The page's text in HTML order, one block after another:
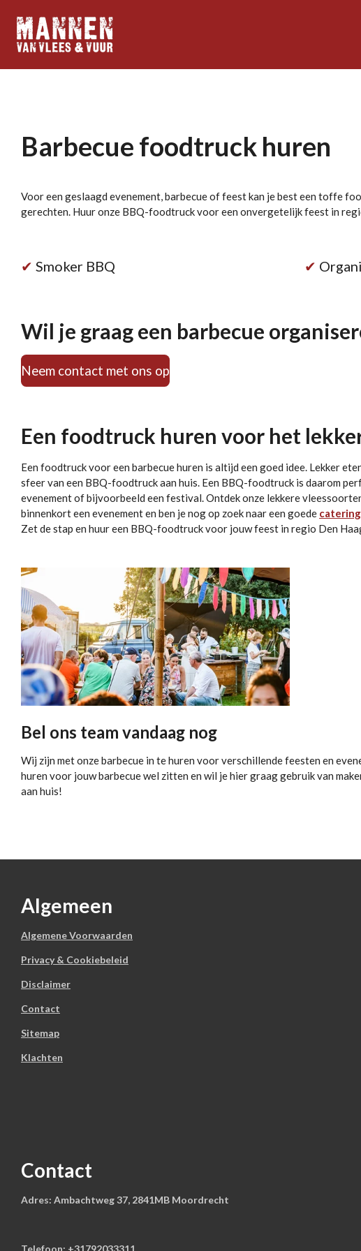
direct
naar
Barbecue foodtruck huren
Voor een geslaagd evenement, barbecue of feest kan je best een toffe
gerechten. Huur onze BBQ-foodtruck voor een onvergetelijk feest in
✔ Smoker BBQ ✔
Wil je graag een barbecue
Neem contact met ons op
Een foodtruck huren voor het
Een foodtruck voor een barbecue huren is altijd een goed idee. Lekker
sfeer van een BBQ-foodtruck aan huis. Een BBQ-foodtruck is daarom
evenement of bijvoorbeeld een festival. Ontdek onze lekkere
binnenkort een evenement en ben je nog op zoek naar een goede catering
Zet de stap en huur een BBQ-foodtruck voor jouw feest in regio Den
Bel ons team vandaag nog
Wij zijn met onze barbecue in te huren voor verschillende feesten en
huren voor jouw barbecue wel zitten en wil je hier graag gebruik van
aan huis!
Algemeen
Algemene Voorwaarden
Privacy & Cookiebeleid
Disclaimer
Contact
Sitemap
Klachten
Contact
Adres: Ambachtweg 37, 2841MB Moordrecht